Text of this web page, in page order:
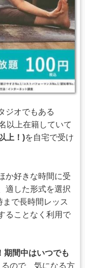
ジオでもある
以上在籍していて
上！)を自宅で受け
か好きな時間に受
適した形式を選択
で長時間レッス
ることなく利用で
期間中はいつでも
ので、気になる方